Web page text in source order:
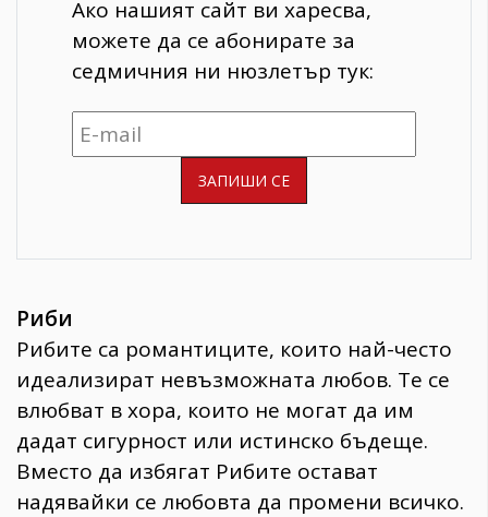
Ако нашият сайт ви харесва,
можете да се абонирате за
седмичния ни нюзлетър тук:
Риби
Рибите са романтиците, които най-често
идеализират невъзможната любов. Те се
влюбват в хора, които не могат да им
дадат сигурност или истинско бъдеще.
Вместо да избягат Рибите остават
надявайки се любовта да промени всичко.